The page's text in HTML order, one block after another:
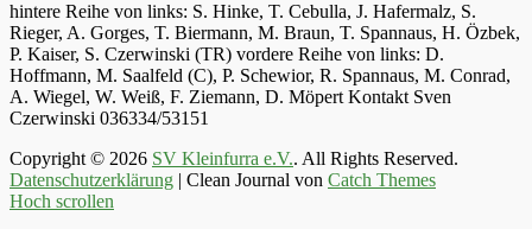
hintere Reihe von links: S. Hinke, T. Cebulla, J. Hafermalz, S.
Rieger, A. Gorges, T. Biermann, M. Braun, T. Spannaus, H. Özbek,
P. Kaiser, S. Czerwinski (TR) vordere Reihe von links: D.
Hoffmann, M. Saalfeld (C), P. Schewior, R. Spannaus, M. Conrad,
A. Wiegel, W. Weiß, F. Ziemann, D. Möpert Kontakt Sven
Czerwinski 036334/53151
Copyright © 2026 SV Kleinfurra e.V.. All Rights Reserved.
Datenschutzerklärung | Clean Journal von Catch Themes
Hoch scrollen